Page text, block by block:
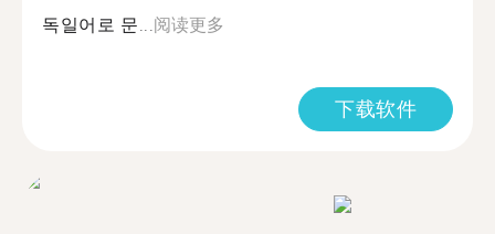
독일어로 문...阅读更多
下载软件